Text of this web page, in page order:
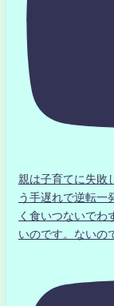
親は子育てに失敗
う手遅れで逆転一
く食いつないでわ
いのです。ないの